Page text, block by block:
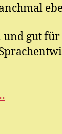
und gut